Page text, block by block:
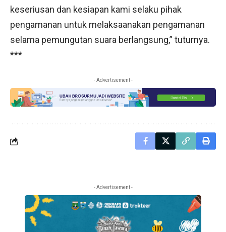
keseriusan dan kesiapan kami selaku pihak
pengamanan untuk melaksaanakan pengamanan
selama pemungutan suara berlangsung,” tuturnya.
***
- Advertisement -
- Advertisement -